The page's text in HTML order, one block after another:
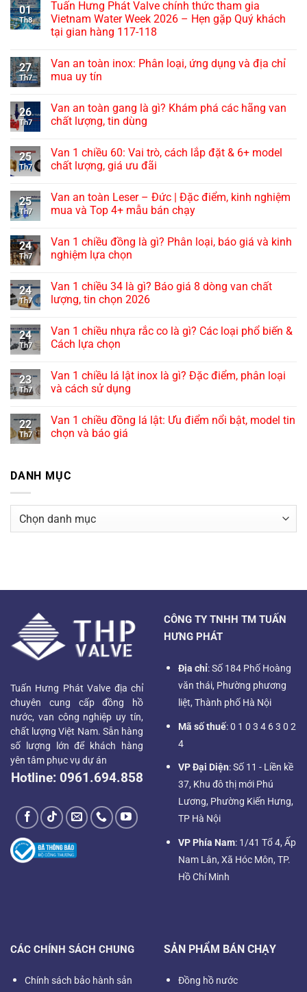
01
Th8
Tuấn Hưng Phát Valve chính thức tham gia
Vietnam Water Week 2026 – Hẹn gặp Quý khách
tại gian hàng 117-118
27
Th7
Van an toàn inox: Phân loại, ứng dụng và địa chỉ
mua uy tín
26
Th7
Van an toàn gang là gì? Khám phá các hãng van
chất lượng, tin dùng
25
Th7
Van 1 chiều 60: Vai trò, cách lắp đặt & 6+ model
chất lượng, giá ưu đãi
25
Th7
Van an toàn Leser – Đức | Đặc điểm, kinh nghiệm
mua và Top 4+ mẫu bán chạy
24
Th7
Van 1 chiều đồng là gì? Phân loại, báo giá và kinh
nghiệm lựa chọn
24
Th7
Van 1 chiều 34 là gì? Báo giá 8 dòng van chất
lượng, tin chọn 2026
24
Th7
Van 1 chiều nhựa rắc co là gì? Các loại phổ biến &
Cách lựa chọn
23
Th7
Van 1 chiều lá lật inox là gì? Đặc điểm, phân loại
và cách sử dụng
22
Th7
Van 1 chiều đồng lá lật: Ưu điểm nổi bật, model tin
chọn và báo giá
DANH MỤC
Danh
Tuấn Hưng Phát Valve địa chỉ
chuyên cung cấp đồng hồ
nước, van công nghiệp uy tín,
chất lượng Việt Nam. Sẵn hàng
số lượng lớn để khách hàng
yên tâm phục vụ dự án
Hotline: 0961.694.858
CÔNG TY TNHH TM TUẤN
HƯNG PHÁT
Địa chỉ: Số 184 Phố Hoàng
văn thái, Phường phương
liệt, Thành phố Hà Nội
Mã số thuế: 0 1 0 3 4 6 3 0 2
4
VP Đại Diện: Số 11 - Liền kề
37, Khu đô thị mới Phú
Lương, Phường Kiến Hưng,
TP Hà Nội
VP Phía Nam: 1/41 Tổ 4, Ấp
Nam Lân, Xã Hóc Môn, TP.
Hồ Chí Minh
CÁC CHÍNH SÁCH CHUNG
Chính sách bảo hành sản
SẢN PHẨM BÁN CHẠY
Đồng hồ nước